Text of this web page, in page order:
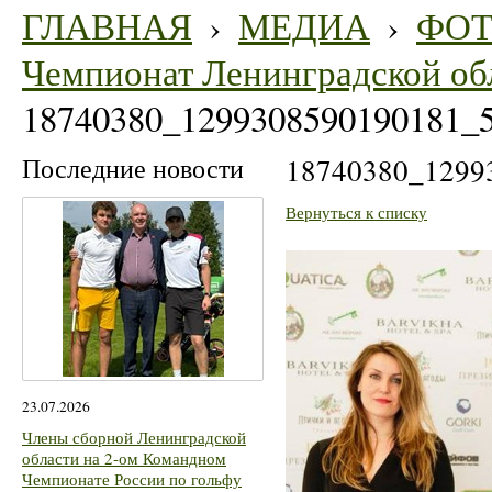
ГЛАВНАЯ › МЕДИА ›
Чемпионат Ленинградской
Последние новости
23.07.2026
Члены сборной Ленинградской
области на 2-ом Командном
Чемпионате России по гольфу
Вернуться к списку